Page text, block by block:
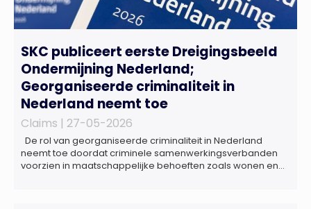
SKC publiceert eerste Dreigingsbeeld
Ondermijning Nederland;
Georganiseerde criminaliteit in
Nederland neemt toe
Claims | 27-05-2026
De rol van georganiseerde criminaliteit in Nederland
neemt toe doordat criminele samenwerkingsverbanden
voorzien in maatschappelijke behoeften zoals wonen en